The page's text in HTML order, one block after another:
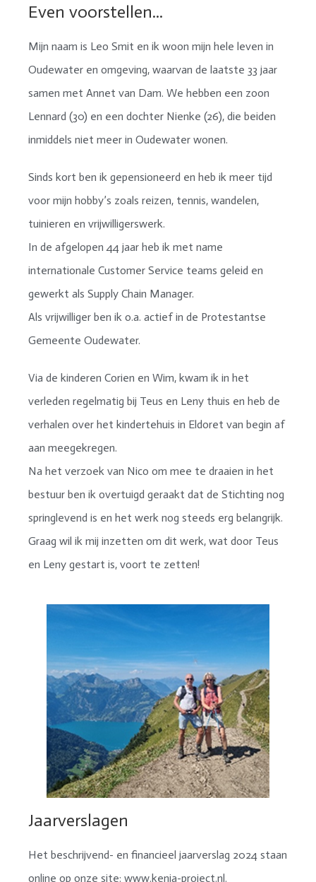
Even voorstellen...
Mijn naam is Leo Smit en ik woon mijn hele leven in
Oudewater en omgeving, waarvan de laatste 33 jaar
samen met Annet van Dam. We hebben een zoon
Lennard (30) en een dochter Nienke (26), die beiden
inmiddels niet meer in Oudewater wonen.
Sinds kort ben ik gepensioneerd en heb ik meer tijd
voor mijn hobby’s zoals reizen, tennis, wandelen,
tuinieren en vrijwilligerswerk.
In de afgelopen 44 jaar heb ik met name
internationale Customer Service teams geleid en
gewerkt als Supply Chain Manager.
Als vrijwilliger ben ik o.a. actief in de Protestantse
Gemeente Oudewater.
Via de kinderen Corien en Wim, kwam ik in het
verleden regelmatig bij Teus en Leny thuis en heb de
verhalen over het kindertehuis in Eldoret van begin af
aan meegekregen.
Na het verzoek van Nico om mee te draaien in het
bestuur ben ik overtuigd geraakt dat de Stichting nog
springlevend is en het werk nog steeds erg belangrijk.
Graag wil ik mij inzetten om dit werk, wat door Teus
en Leny gestart is, voort te zetten!
Jaarverslagen
Het beschrijvend- en financieel jaarverslag 2024 staan
online op onze site: www.kenia-project.nl.